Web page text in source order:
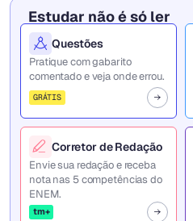
Estudar não é só ler
Questões
Pratique com gabarito
comentado e veja onde errou.
GRÁTIS
Corretor de Redação
Envie sua redação e receba
nota nas 5 competências do
ENEM.
tm+